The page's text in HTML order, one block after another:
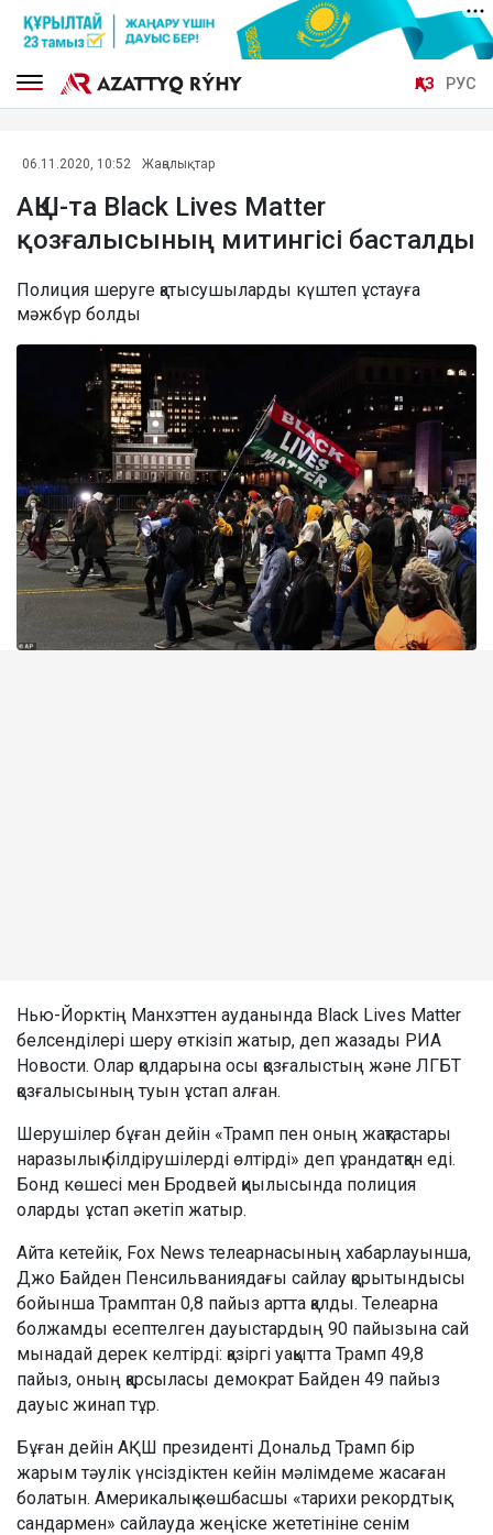
ҚАЗ РУС
06.11.2020, 10:52 Жаңалықтар
АҚШ-та Black Lives Matter
қозғалысының митингісі басталды
Полиция шеруге қатысушыларды күштеп ұстауға
мәжбүр болды
Нью-Йорктің Манхэттен ауданында Black Lives Matter
белсенділері шеру өткізіп жатыр, деп жазады РИА
Новости. Олар қолдарына осы қозғалыстың және ЛГБТ
қозғалысының туын ұстап алған.
Шерушілер бұған дейін «Трамп пен оның жақтастары
наразылық білдірушілерді өлтірді» деп ұрандатқан еді.
Бонд көшесі мен Бродвей қиылысында полиция
оларды ұстап әкетіп жатыр.
Айта кетейік, Fox News телеарнасының хабарлауынша,
Джо Байден Пенсильваниядағы сайлау қорытындысы
бойынша Трамптан 0,8 пайыз артта қалды. Телеарна
болжамды есептелген дауыстардың 90 пайызына сай
мынадай дерек келтірді: қазіргі уақытта Трамп 49,8
пайыз, оның қарсыласы демократ Байден 49 пайыз
дауыс жинап тұр.
Бұған дейін АҚШ президенті Дональд Трамп бір
жарым тәулік үнсіздіктен кейін мәлімдеме жасаған
болатын. Америкалық көшбасшы «тарихи рекордтық
сандармен» сайлауда жеңіске жететініне сенім